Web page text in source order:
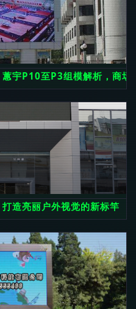
宇P10至P3组模解析，商场
造亮丽户外视觉的新标竿